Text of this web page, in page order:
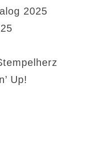
2025
Up!